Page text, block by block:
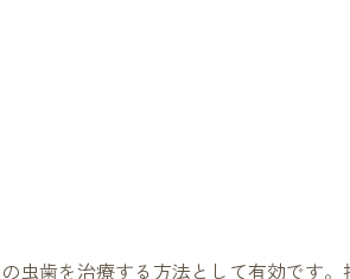
虫歯を治療する方法として有効です